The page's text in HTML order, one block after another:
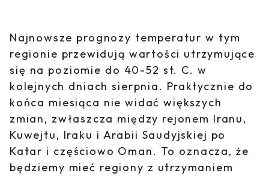
Najnowsze prognozy temperatur w tym
regionie przewidują wartości utrzymujące
się na poziomie do 40-52 st. C. w
kolejnych dniach sierpnia. Praktycznie do
końca miesiąca nie widać większych
zmian, zwłaszcza między rejonem Iranu,
Kuwejtu, Iraku i Arabii Saudyjskiej po
Katar i częściowo Oman. To oznacza, że
będziemy mieć regiony z utrzymaniem